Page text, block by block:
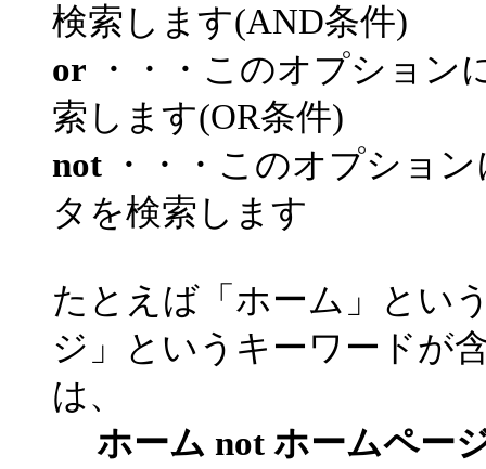
検索します(AND条件)
or ・・・このオプション
索します(OR条件)
not ・・・このオプショ
タを検索します
たとえば「ホーム」とい
ジ」というキーワードが
は、
ホーム not ホームペー